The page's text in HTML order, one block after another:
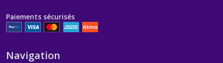
Paiements sécurisés
Navigation